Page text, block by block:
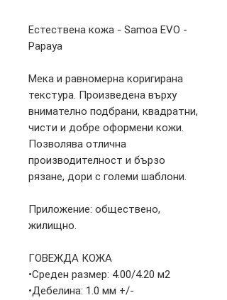
Естествена кожа - Samoa EVO -
Papaya
Мека и равномерна коригирана
текстура. Произведена върху
внимателно подбрани, квадратни,
чисти и добре оформени кожи.
Позволява отлична
производителност и бързо
рязане, дори с големи шаблони.
Приложение: обществено,
жилищно.
ГОВЕЖДА КОЖА
•Среден размер: 4.00/4.20 м2
•Дебелина: 1.0 мм +/-